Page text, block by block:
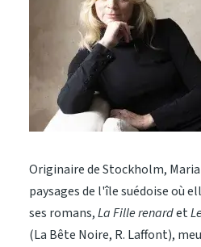
Originaire de Stockholm,
paysages de l'île suédoise où
ses romans,La Fille renardet
(La Bête Noire, R. Laffont),